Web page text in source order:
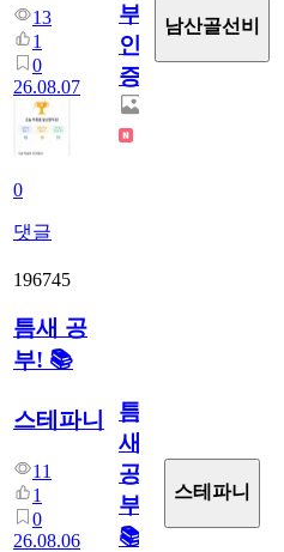
13
1
0
26.08.07
0
댓글
부
인
증
남산골선비
196745
틈새 공
부! 📚
스테파니
11
1
0
26.08.06
틈
새
공
부!
📚
스테파니